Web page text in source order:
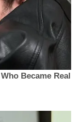
Became Real